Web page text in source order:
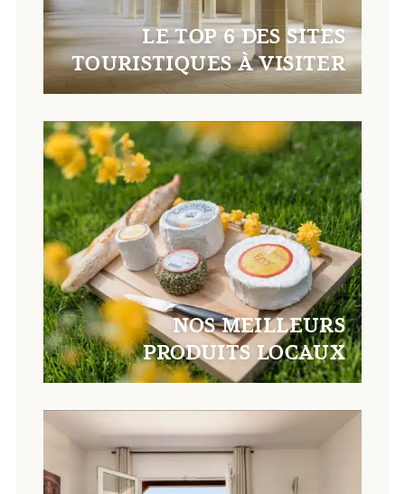
LE TOP 6 DES SITES
TOURISTIQUES À VISITER
NOS MEILLEURS
PRODUITS LOCAUX